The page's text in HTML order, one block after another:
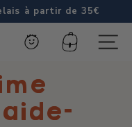
à partir de 35€
Compte